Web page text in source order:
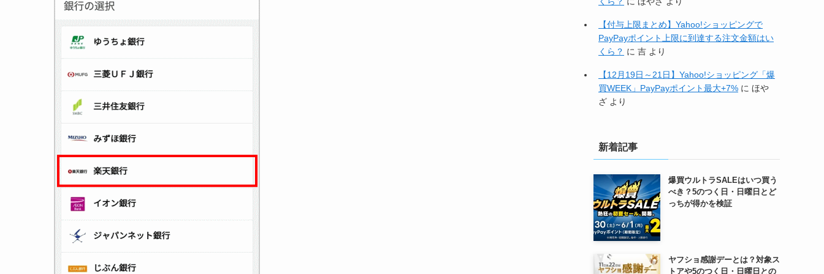
【付与上限まとめ】Yahoo!ショッピングで
PayPayポイント上限に到達する注文金額はい
くら？ に 吉 より
【12月19日～21日】Yahoo!ショッピング「爆
買WEEK」PayPayポイント最大+7% に ほや
ざ より
新着記事
爆買ウルトラSALEはいつ買う
べき？5のつく日・日曜日とど
っちが得かを検証
ヤフショ感謝デーとは？対象ス
トアや5のつく日・日曜日との